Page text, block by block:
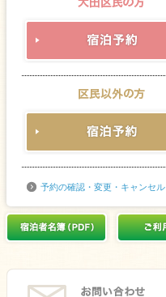
予約の確認・変更・キャンセル